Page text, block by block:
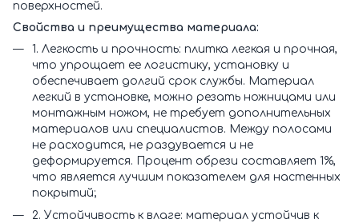
поверхностей.
Свойства и преимущества материала:
1. Легкость и прочность: плитка легкая и прочная,
что упрощает ее логистику, установку и
обеспечивает долгий срок службы. Материал
легкий в установке, можно резать ножницами или
монтажным ножом, не требует дополнительных
материалов или специалистов. Между полосами
не расходится, не раздувается и не
деформируется. Процент обрези составляет 1%,
что является лучшим показателем для настенных
покрытий;
2. Устойчивость к влаге: материал устойчив к